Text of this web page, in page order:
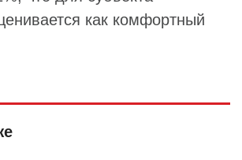
как комфортный